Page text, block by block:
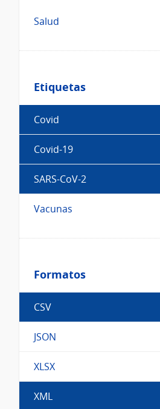
Salud
Etiquetas
Etiquetas
Covid
Covid-19
SARS-CoV-2
Vacunas
Formatos
Formatos
CSV
JSON
XLSX
XML